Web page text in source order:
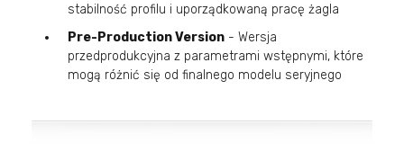
stabilność profilu i uporządkowaną pracę żagla
Pre-Production Version - Wersja
przedprodukcyjna z parametrami wstępnymi, które
mogą różnić się od finalnego modelu seryjnego